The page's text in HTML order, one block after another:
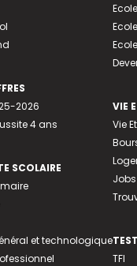
2026
4 ans
SCOLAIRE
et technologique
VIE
Vie
TFI